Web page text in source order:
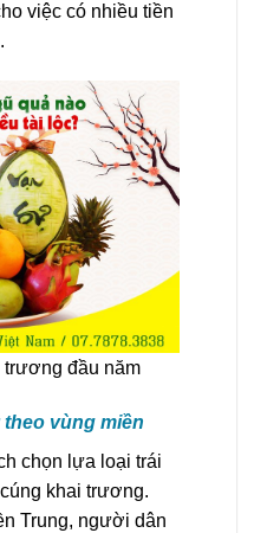
việc có nhiều tiền
trương đầu năm
vùng miền
chọn lựa loại trái
khai trương.
Trung, người dân